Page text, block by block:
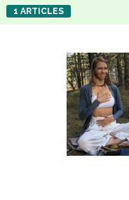
1 ARTICLES